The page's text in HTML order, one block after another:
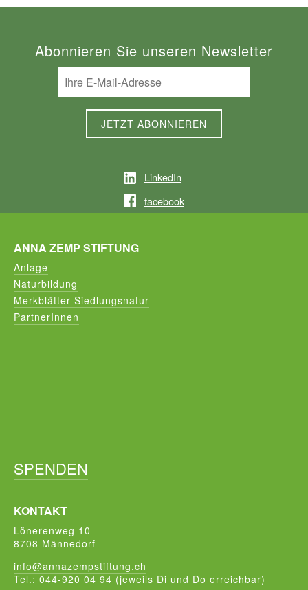
Abonnieren Sie unseren Newsletter
LinkedIn
facebook
ANNA ZEMP STIFTUNG
Anlage
Naturbildung
Merkblätter Siedlungsnatur
PartnerInnen
SPENDEN
KONTAKT
Lönerenweg 10
8708 Männedorf
info@annazempstiftung.ch
Tel.: 044-920 04 94 (jeweils Di und Do erreichbar)